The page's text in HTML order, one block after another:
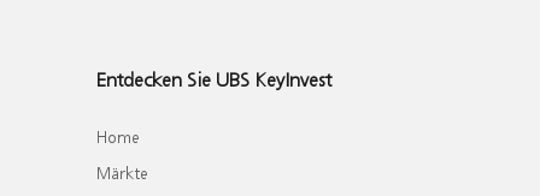
Entdecken Sie UBS KeyInvest
Home
Märkte